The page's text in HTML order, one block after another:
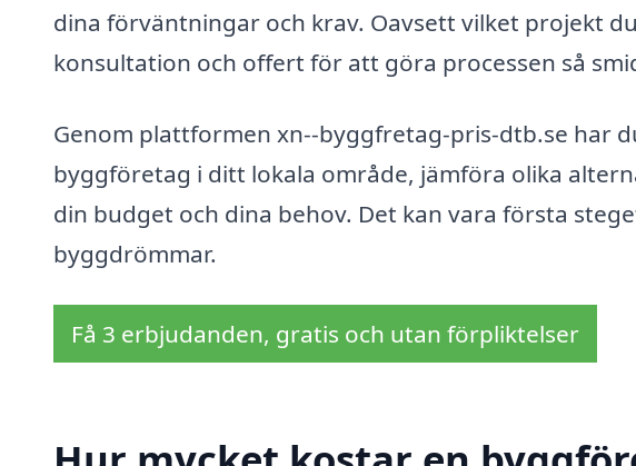
dina förväntningar och krav. Oavsett vilket projekt
konsultation och offert för att göra processen så
Genom plattformen xn--byggfretag-pris-dtb.se har
byggföretag i ditt lokala område, jämföra olika
din budget och dina behov. Det kan vara första
byggdrömmar.
Få 3 erbjudanden, gratis och utan förpliktelser